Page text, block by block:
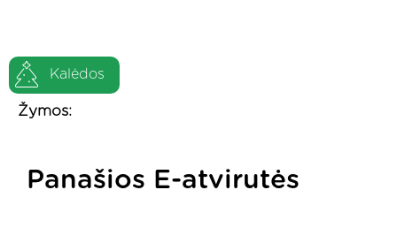
Kalėdos
Žymos:
Panašios E-atvirutės